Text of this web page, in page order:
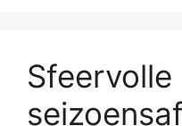
Sfeervolle